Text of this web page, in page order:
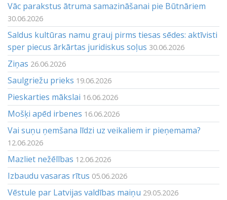
Vāc parakstus ātruma samazināšanai pie Būtnāriem
30.06.2026
Saldus kultūras namu grauj pirms tiesas sēdes: aktīvisti
sper piecus ārkārtas juridiskus soļus 30.06.2026
Ziņas 26.06.2026
Saulgriežu prieks 19.06.2026
Pieskarties mākslai 16.06.2026
Mošķi apēd irbenes 16.06.2026
Vai suņu ņemšana līdzi uz veikaliem ir pieņemama?
12.06.2026
Mazliet nežēlības 12.06.2026
Izbaudu vasaras rītus 05.06.2026
Vēstule par Latvijas valdības maiņu 29.05.2026